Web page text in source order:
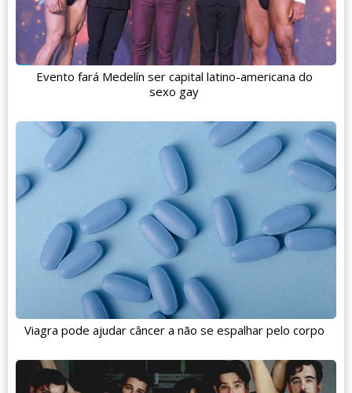
Evento fará Medelín ser capital latino-americana do
sexo gay
Viagra pode ajudar câncer a não se espalhar pelo corpo